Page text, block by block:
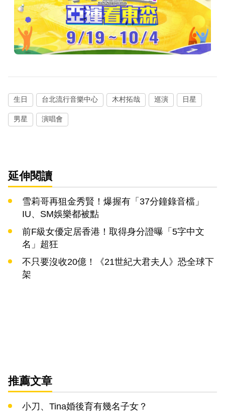
生日 台北流行音樂中心 木村拓哉 巡演 日星
男星 演唱會
延伸閱讀
雪莉哥再狙金秀賢！爆握有「37分鐘錄音檔」
IU、SM娛樂都被點
前F級女優定居香港！取得身分證曝「5字中文
名」超狂
不只要沒收20億！《21世紀大君夫人》恐全球下
架
推薦文章
小刀、Tina婚後育有幾名子女？